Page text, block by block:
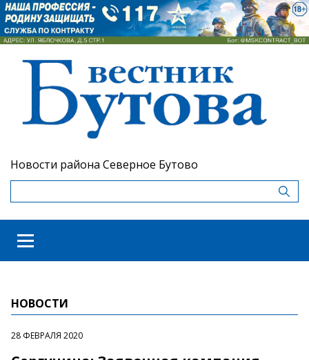
Новости района Северное Бутово
НОВОСТИ
28 ФЕВРАЛЯ 2020